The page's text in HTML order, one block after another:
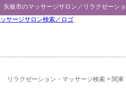
矢板市のマッサージサロン／ リラクゼーシ
リラクゼーション・マッサージ検索 > 関東